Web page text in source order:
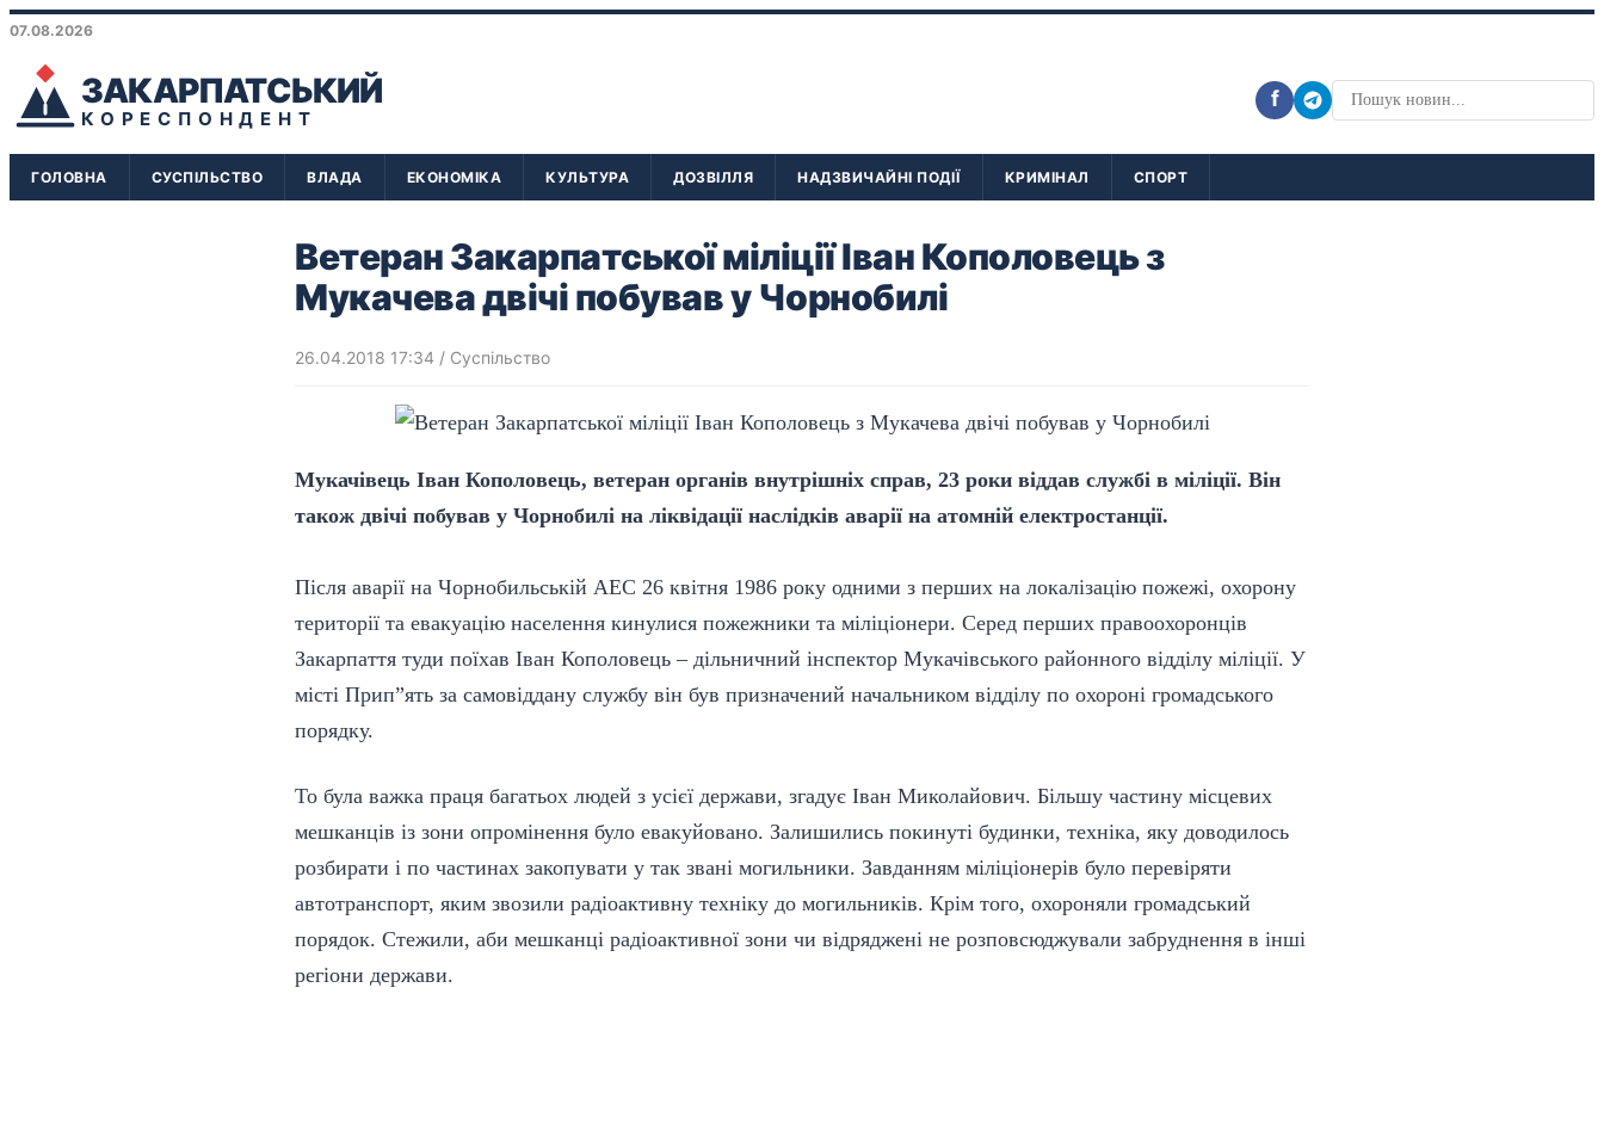
07.08.2026
ЗАКАРПАТСЬКИЙ
КОРЕСПОНДЕНТ
f
ГОЛОВНА СУСПІЛЬСТВО ВЛАДА ЕКОНОМІКА КУЛЬТУРА ДОЗВІЛЛЯ НАДЗВИЧАЙНІ ПОДІЇ КРИМІНАЛ СПОРТ
Ветеран Закарпатської міліції Іван Кополовець з
Мукачева двічі побував у Чорнобилі
26.04.2018 17:34 / Суспільство
Мукачівець Іван Кополовець, ветеран органів внутрішніх справ, 23 роки віддав службі в міліції. Він
також двічі побував у Чорнобилі на ліквідації наслідків аварії на атомній електростанції.
Після аварії на Чорнобильській АЕС 26 квітня 1986 року одними з перших на локалізацію пожежі, охорону
території та евакуацію населення кинулися пожежники та міліціонери. Серед перших правоохоронців
Закарпаття туди поїхав Іван Кополовець – дільничний інспектор Мукачівського районного відділу міліції. У
місті Прип”ять за самовіддану службу він був призначений начальником відділу по охороні громадського
порядку.
То була важка праця багатьох людей з усієї держави, згадує Іван Миколайович. Більшу частину місцевих
мешканців із зони опромінення було евакуйовано. Залишились покинуті будинки, техніка, яку доводилось
розбирати і по частинах закопувати у так звані могильники. Завданням міліціонерів було перевіряти
автотранспорт, яким звозили радіоактивну техніку до могильників. Крім того, охороняли громадський
порядок. Стежили, аби мешканці радіоактивної зони чи відряджені не розповсюджували забруднення в інші
регіони держави.